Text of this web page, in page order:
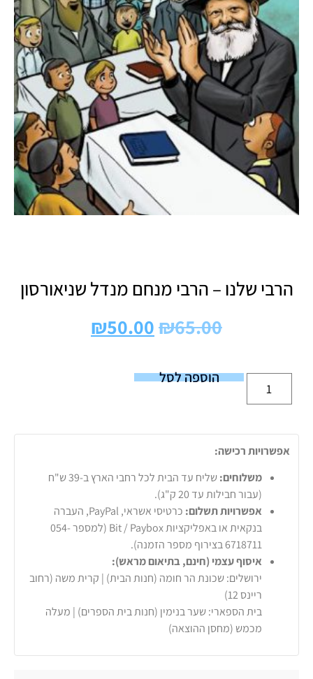
הרבי שלנו – הרבי מנחם מנדל שניאורסון
₪65.00
₪50.00
הוספה לסל
אפשרויות רכישה:
משלוחים:
שליח עד הבית לכל רחבי הארץ ב-39 ש"ח
(עבור חבילות עד 20 ק"ג).
אפשרויות תשלום:
כרטיסי אשראי, PayPal, העברה
בנקאית או באפליקציות Bit / Paybox (למספר 054-
6718711 בצירוף מספר הזמנה).
איסוף עצמי (חינם, בתיאום מראש):
ירושלים: שכונת הר חומה (חנות הבית) | קרית משה (רחוב
ריינס 12)
בית הספארי: שער בנימין (חנות בית הספרים) | מעלה
מכמש (מחסן ההוצאה)